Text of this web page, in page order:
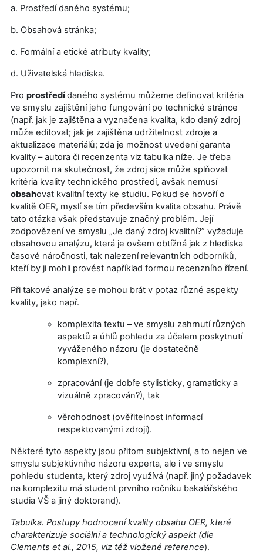
a. Prostředí daného systému;
b. Obsahová stránka;
c. Formální a etické atributy kvality;
d. Uživatelská hlediska.
Pro prostředídaného systému můžeme definovat kritéria
ve smyslu zajištění jeho fungování po technické stránce
(např. jak je zajištěna a vyznačena kvalita, kdo daný zdroj
může editovat; jak je zajištěna udržitelnost zdroje a
aktualizace materiálů; zda je možnost uvedení garanta
kvality – autora či recenzenta viz tabulka níže. Je třeba
upozornit na skutečnost, že zdroj sice může splňovat
kritéria kvality technického prostředí, avšak nemusí
obsahovat kvalitní texty ke studiu. Pokud se hovoří o
kvalitě OER, myslí se tím především kvalita obsahu. Právě
tato otázka však představuje značný problém. Její
zodpovězení ve smyslu „Je daný zdroj kvalitní?” vyžaduje
obsahovou analýzu, která je ovšem obtížná jak z hlediska
časové náročnosti, tak nalezení relevantních odborníků,
kteří by ji mohli provést například formou recenzního řízení.
Při takové analýze se mohou brát v potaz různé aspekty
kvality, jako např.
komplexita textu – ve smyslu zahrnutí různých
aspektů a úhlů pohledu za účelem poskytnutí
vyváženého názoru (je dostatečně
komplexní?),
zpracování (je dobře stylisticky, gramaticky a
vizuálně zpracován?), tak
věrohodnost (ověřitelnost informací
respektovanými zdroji).
Některé tyto aspekty jsou přitom subjektivní, a to nejen ve
smyslu subjektivního názoru experta, ale i ve smyslu
pohledu studenta, který zdroj využívá (např. jiný požadavek
na komplexitu má student prvního ročníku bakalářského
studia VŠ a jiný doktorand).
Tabulka. Postupy hodnocení kvality obsahu OER, které
charakterizuje sociální a technologický aspekt (dle
Clements et al., 2015, viz též vložené reference).